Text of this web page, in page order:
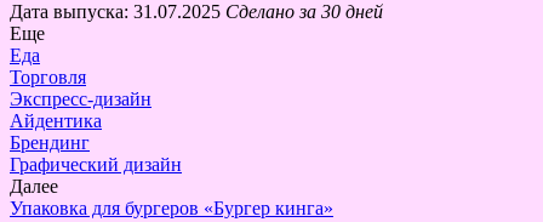
Дата выпуска: 31.07.2025 Сделано за 30 дней
Еще
Еда
Торговля
Экспресс-дизайн
Айдентика
Брендинг
Графический дизайн
Далее
Упаковка для бургеров «Бургер кинга»